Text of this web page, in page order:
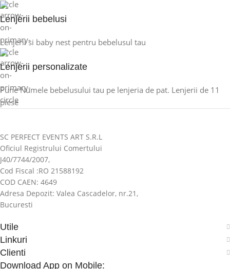
Lenjerii bebelusi
Lenjerii si baby nest pentru bebelusul tau
Lenjerii personalizate
Pune Numele bebelusului tau pe lenjeria de pat. Lenjerii de 11
piese
SC PERFECT EVENTS ART S.R.L
Oficiul Registrului Comertului
J40/7744/2007,
Cod Fiscal :RO 21588192
COD CAEN: 4649
Adresa Depozit: Valea Cascadelor, nr.21,
Bucuresti
Utile
Linkuri
Clienti
Download App on Mobile: